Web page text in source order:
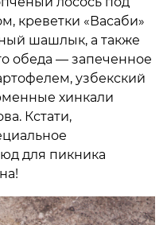
креветки «Васаби»
шашлык, а также
обеда — запеченное
узбекский
хинкали
Кстати,
для пикника